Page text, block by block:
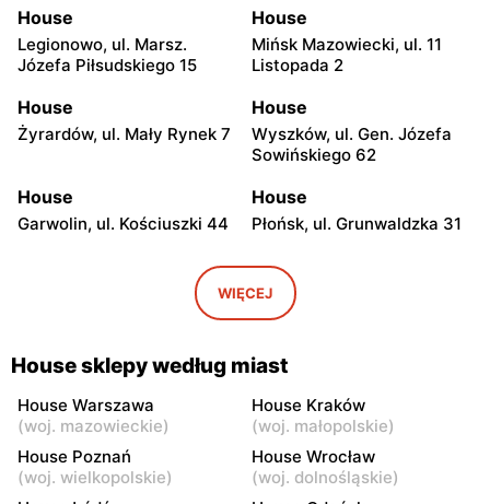
House
Legionowo, ul. Marsz.
Józefa Piłsudskiego 15
House
Mińsk Mazowiecki, ul. 11
Listopada 2
House
Żyrardów, ul. Mały Rynek 7
House
Wyszków, ul. Gen. Józefa
Sowińskiego 62
House
Garwolin, ul. Kościuszki 44
House
Płońsk, ul. Grunwaldzka 31
Skierniewice, ul. Rynek 2/3
House
Łowicz, ul. Długa 2
Ciechanów, ul.
Władysławowo 65
Kozienice, ul. Warszawska
House
Siedlce, ul. Józefa
Piłsudskiego 74
House
Płock, ul. Wyszogrodzka
144
WIĘCEJ
House sklepy według miast
House Warszawa
(woj. mazowieckie)
House Kraków
(woj. małopolskie)
House Poznań
(woj. wielkopolskie)
House Wrocław
(woj. dolnośląskie)